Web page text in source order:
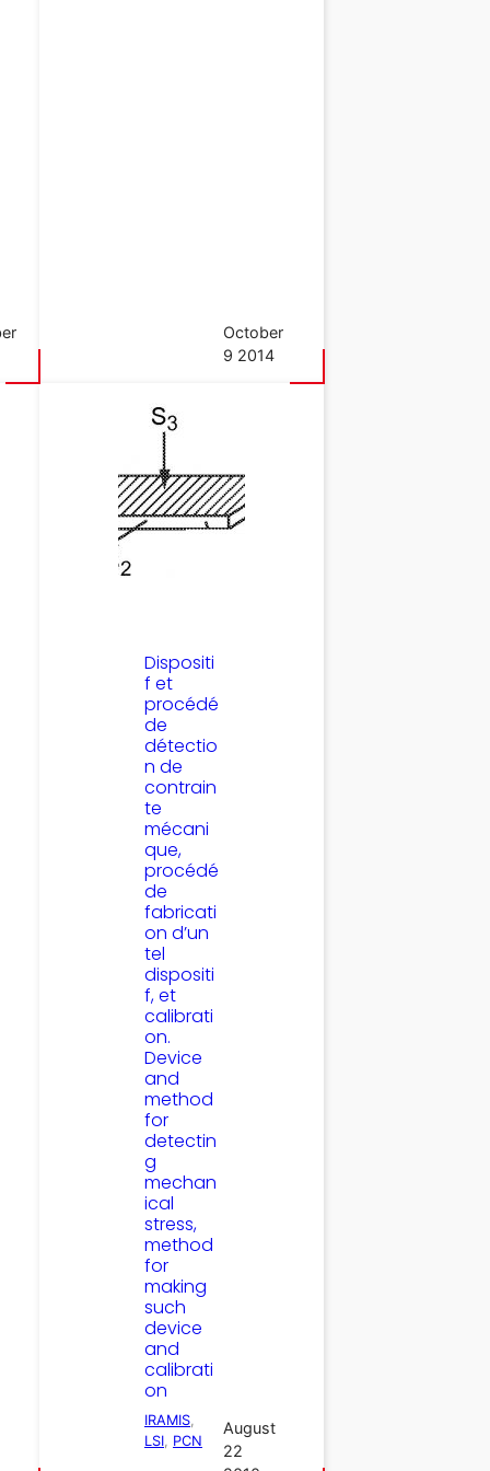
October
9 2014
Dispositi
f et
procédé
de
détectio
n de
contrain
te
mécani
que,
procédé
de
fabricati
on d’un
tel
dispositi
f, et
calibrati
on.
Device
and
method
for
detectin
g
mechan
ical
stress,
method
for
making
such
device
and
calibrati
on
IRAMIS
LSI, PCN
August
22